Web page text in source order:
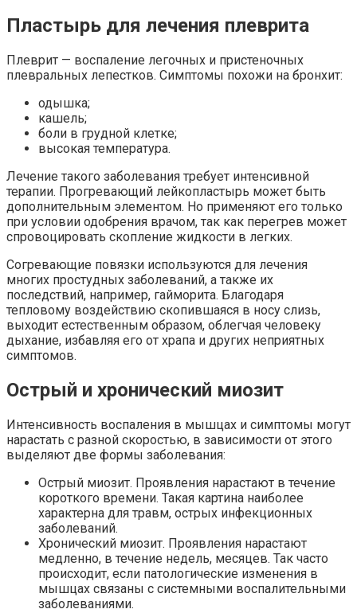
Пластырь для лечения плеврита
Плеврит — воспаление легочных и пристеночных
плевральных лепестков. Симптомы похожи на бронхит:
одышка;
кашель;
боли в грудной клетке;
высокая температура.
Лечение такого заболевания требует интенсивной
терапии. Прогревающий лейкопластырь может быть
дополнительным элементом. Но применяют его только
при условии одобрения врачом, так как перегрев может
спровоцировать скопление жидкости в легких.
Согревающие повязки используются для лечения
многих простудных заболеваний, а также их
последствий, например, гайморита. Благодаря
тепловому воздействию скопившаяся в носу слизь,
выходит естественным образом, облегчая человеку
дыхание, избавляя его от храпа и других неприятных
симптомов.
Острый и хронический миозит
Интенсивность воспаления в мышцах и симптомы могут
нарастать с разной скоростью, в зависимости от этого
выделяют две формы заболевания:
Острый миозит. Проявления нарастают в течение
короткого времени. Такая картина наиболее
характерна для травм, острых инфекционных
заболеваний.
Хронический миозит. Проявления нарастают
медленно, в течение недель, месяцев. Так часто
происходит, если патологические изменения в
мышцах связаны с системными воспалительными
заболеваниями.